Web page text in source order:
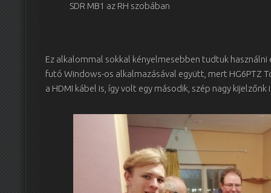
SDR MB1 az RH szobában
Ez alkalommal sokkal kényelmesebben tudtuk
futó Windows-os alkalmazásával együtt, mert HG6PTZ
a HDMI kábel is, így volt egy második, szép nagy kijelzőnk